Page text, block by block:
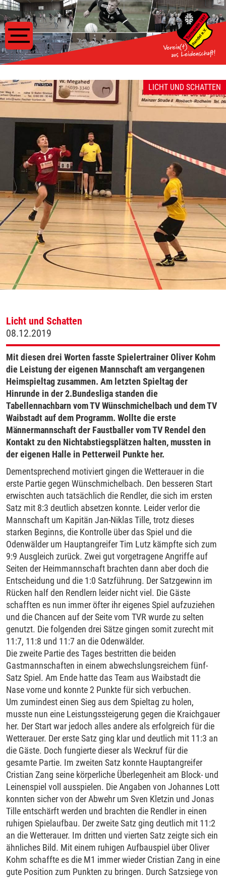
LICHT UND SCHATTEN
Licht und Schatten
08.12.2019
Mit diesen drei Worten fasste Spielertrainer Oliver Kohm
die Leistung der eigenen Mannschaft am vergangenen
Heimspieltag zusammen. Am letzten Spieltag der
Hinrunde in der 2.Bundesliga standen die
Tabellennachbarn vom TV Wünschmichelbach und dem TV
Waibstadt auf dem Programm. Wollte die erste
Männermannschaft der Faustballer vom TV Rendel den
Kontakt zu den Nichtabstiegsplätzen halten, mussten in
der eigenen Halle in Petterweil Punkte her.
Dementsprechend motiviert gingen die Wetterauer in die
erste Partie gegen Wünschmichelbach. Den besseren Start
erwischten auch tatsächlich die Rendler, die sich im ersten
Satz mit 8:3 deutlich absetzen konnte. Leider verlor die
Mannschaft um Kapitän Jan-Niklas Tille, trotz dieses
starken Beginns, die Kontrolle über das Spiel und die
Odenwälder um Hauptangreifer Tim Lutz kämpfte sich zum
9:9 Ausgleich zurück. Zwei gut vorgetragene Angriffe auf
Seiten der Heimmannschaft brachten dann aber doch die
Entscheidung und die 1:0 Satzführung. Der Satzgewinn im
Rücken half den Rendlern leider nicht viel. Die Gäste
schafften es nun immer öfter ihr eigenes Spiel aufzuziehen
und die Chancen auf der Seite vom TVR wurde zu selten
genutzt. Die folgenden drei Sätze gingen somit zurecht mit
11:7, 11:8 und 11:7 an die Odenwälder.
Die zweite Partie des Tages bestritten die beiden
Gastmannschaften in einem abwechslungsreichem fünf-
Satz Spiel. Am Ende hatte das Team aus Waibstadt die
Nase vorne und konnte 2 Punkte für sich verbuchen.
Um zumindest einen Sieg aus dem Spieltag zu holen,
musste nun eine Leistungssteigerung gegen die Kraichgauer
her. Der Start war jedoch alles andere als erfolgreich für die
Wetterauer. Der erste Satz ging klar und deutlich mit 11:3 an
die Gäste. Doch fungierte dieser als Weckruf für die
gesamte Partie. Im zweiten Satz konnte Hauptangreifer
Cristian Zang seine körperliche Überlegenheit am Block- und
Leinenspiel voll ausspielen. Die Angaben von Johannes Lott
konnten sicher von der Abwehr um Sven Kletzin und Jonas
Tille entschärft werden und brachten die Rendler in einen
ruhigen Spielaufbau. Der zweite Satz ging deutlich mit 11:2
an die Wetterauer. Im dritten und vierten Satz zeigte sich ein
ähnliches Bild. Mit einem ruhigen Aufbauspiel über Oliver
Kohm schaffte es die M1 immer wieder Cristian Zang in eine
gute Position zum Punkten zu bringen. Durch Satzsiege von